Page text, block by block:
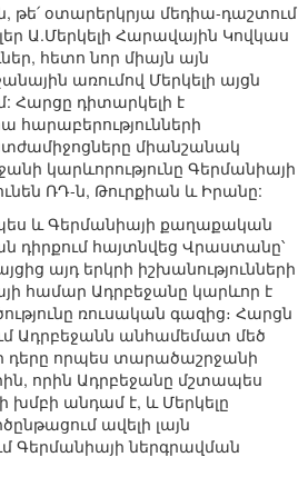
թե՛ օտարերկրյա մեդիա-դաշտում
Ա.Մերկելի Հարավային Կովկաս
հետո նոր միայն այն
առումով Մերկելի այցն
Հարցը դիտարկելի է
միանշանակ
կարևորությունը Գերմանիայի
ՌԴ-ն, Թուրքիան և Իրանը:
և Գերմանիայի քաղաքական
դիրքում հայտնվեց Վրաստանը՝
այդ երկրի իշխանությունների
համար Ադրբեջանը կարևոր է
ռուսական գազից։ Հարցն
Ադրբեջանն անհամեմատ մեծ
դերը որպես տարածաշրջանի
որին Ադրբեջանը մշտապես
խմբի անդամ է, և Մերկելը
ավելի լայն
Գերմանիայի ներգրավման